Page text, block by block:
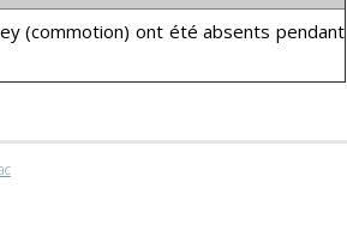
(commotion) ont été absents pendant